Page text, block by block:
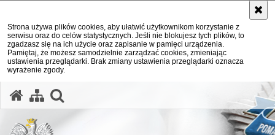
Strona używa plików cookies, aby ułatwić użytkownikom korzystanie z
serwisu oraz do celów statystycznych. Jeśli nie blokujesz tych plików, to
zgadzasz się na ich użycie oraz zapisanie w pamięci urządzenia.
Pamiętaj, że możesz samodzielnie zarządzać cookies, zmieniając
ustawienia przeglądarki. Brak zmiany ustawienia przeglądarki oznacza
wyrażenie zgody.